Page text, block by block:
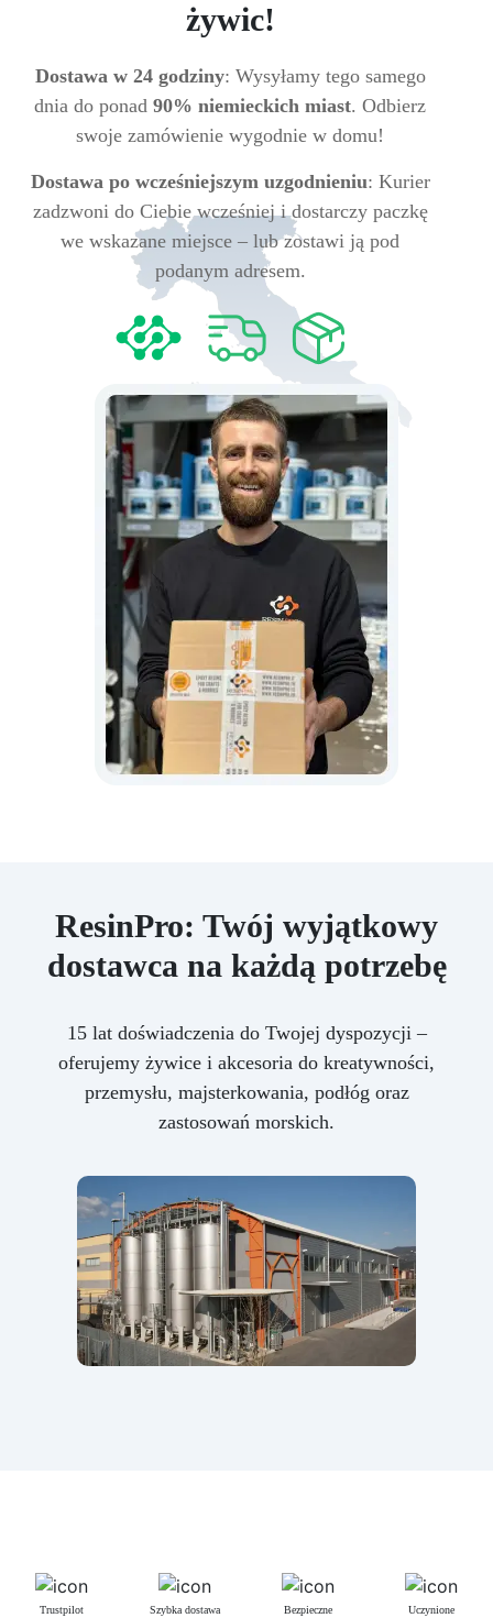
żywic!
Dostawa w 24 godziny: Wysyłamy tego samego
dnia do ponad 90% niemieckich miast. Odbierz
swoje zamówienie wygodnie w domu!
Dostawa po wcześniejszym uzgodnieniu: Kurier
zadzwoni do Ciebie wcześniej i dostarczy paczkę
we wskazane miejsce – lub zostawi ją pod
podanym adresem.
ResinPro: Twój wyjątkowy
dostawca na każdą potrzebę
15 lat doświadczenia do Twojej dyspozycji –
oferujemy żywice i akcesoria do kreatywności,
przemysłu, majsterkowania, podłóg oraz
zastosowań morskich.
Trustpilot Szybka dostawa
Bezpieczne
Uczynione